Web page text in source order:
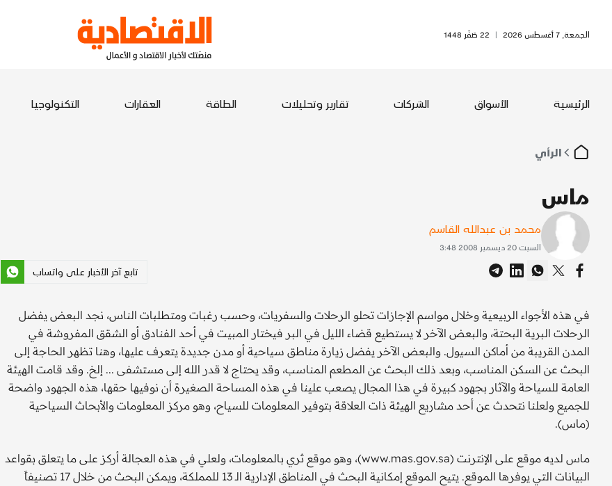
الجمعة, 7 أغسطس 2026 | 22 صَفَر 1448
الرئيسية الأسواق الشركات تقارير وتحليلات الطاقة العقارات التكنولوجيا
الرأي
ماس
محمد بن عبدالله القاسم
السبت 20 ديسمبر 2008 3:48
تابع آخر الأخبار على واتساب
في هذه الأجواء الربيعية وخلال مواسم الإجازات تحلو الرحلات والسفريات، وحسب رغبات ومتطلبات الناس، نجد البعض يفضل
الرحلات البرية البحتة، والبعض الآخر لا يستطيع قضاء الليل في البر فيختار المبيت في أحد الفنادق أو الشقق المفروشة في
المدن القريبة من أماكن السيول. والبعض الآخر يفضل زيارة مناطق سياحية أو مدن جديدة يتعرف عليها، وهنا تظهر الحاجة إلى
البحث عن السكن المناسب، وبعد ذلك البحث عن المطعم المناسب، وقد يحتاج لا قدر الله إلى مستشفى ... إلخ. وقد قامت الهيئة
العامة للسياحة والآثار بجهود كبيرة في هذا المجال يصعب علينا في هذه المساحة الصغيرة أن نوفيها حقها، هذه الجهود واضحة
للجميع ولعلنا نتحدث عن أحد مشاريع الهيئة ذات العلاقة بتوفير المعلومات للسياح، وهو مركز المعلومات والأبحاث السياحية
(ماس).
ماس لديه موقع على الإنترنت (www.mas.gov.sa)، وهو موقع ثري بالمعلومات، ولعلي في هذه العجالة أركز على ما يتعلق بقواعد
البيانات التي يوفرها الموقع. يتيح الموقع إمكانية البحث في المناطق الإدارية الـ 13 للمملكة، ويمكن البحث من خلال 17 تصنيفاً